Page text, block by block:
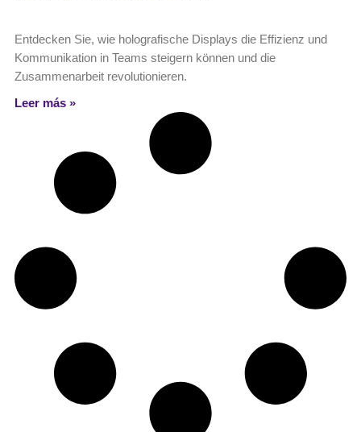
Entdecken Sie, wie holografische Displays die Effizienz und
Kommunikation in Teams steigern können und die
Zusammenarbeit revolutionieren.
Leer más »